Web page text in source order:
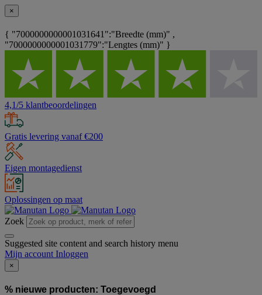
×
{ "7000000000001031641":"Breedte (mm)" ,
"7000000000001031779":"Lengtes (mm)" }
4,1/5 klantbeoordelingen
Gratis levering vanaf €200
Eigen montagedienst
Oplossingen op maat
Zoek
Suggested site content and search history menu
Mijn account Inloggen
×
% nieuwe producten: Toegevoegd